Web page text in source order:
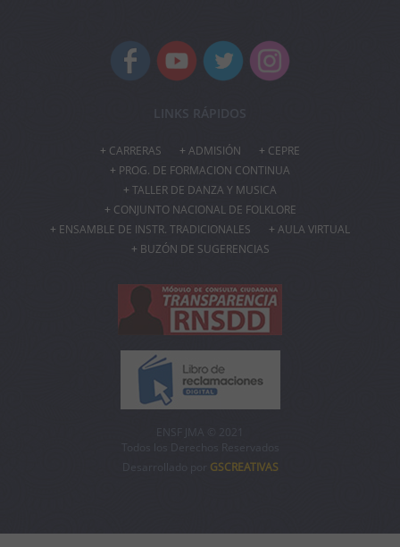
LINKS RÁPIDOS
CARRERAS ADMISIÓN
CEPRE
PROG. DE FORMACION CONTINUA
TALLER DE DANZA Y MUSICA
CONJUNTO NACIONAL DE FOLKLORE
ENSAMBLE DE INSTR. TRADICIONALES
AULA VIRTUAL
BUZÓN DE SUGERENCIAS
ENSF JMA © 2021
Todos los Derechos Reservados
Desarrollado por GSCREATIVAS